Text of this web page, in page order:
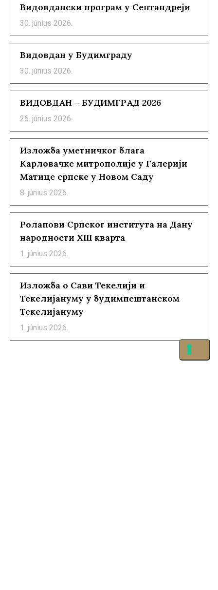
Видовдански програм у Сентандреји
30. június 2026.
Видовдан у Будимграду
30. június 2026.
ВИДОВДАН – БУДИМГРАД 2026
26. június 2026.
Изложба уметничког блага
Карловачке митрополије у Галерији
Матице српске у Новом Саду
8. június 2026.
Ролапови Српског института на Дану
народности XIII кварта
1. június 2026.
Изложба о Сави Текелији и
Текелијануму у будимпештанском
Текелијануму
1. június 2026.